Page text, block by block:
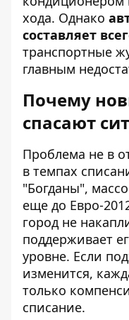
хода. Однако
составляет
транспортные
главным
Почему
спасают
Проблема не в
в темпах
"Богданы",
еще до Евро-
город не
поддерживает
уровне. Если
изменится,
только
списание.